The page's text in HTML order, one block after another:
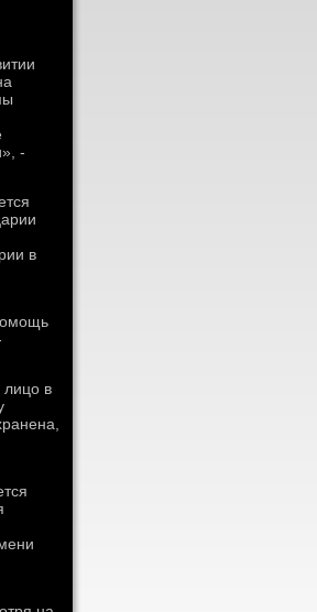
-
в
лицо в